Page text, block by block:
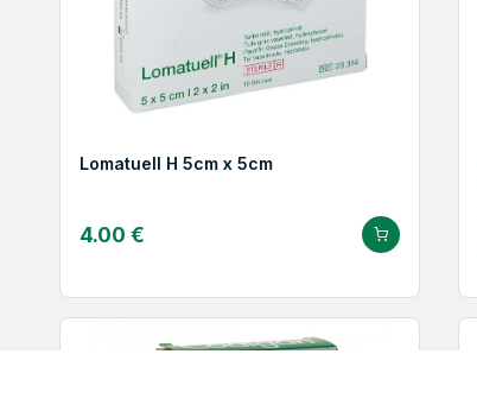
Lomatuell H 5cm x 5cm
4.00 €